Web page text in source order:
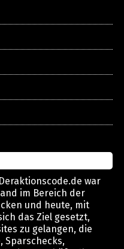
war
im Bereich der
und heute, mit
das Ziel gesetzt,
zu gelangen, die
Sparschecks,